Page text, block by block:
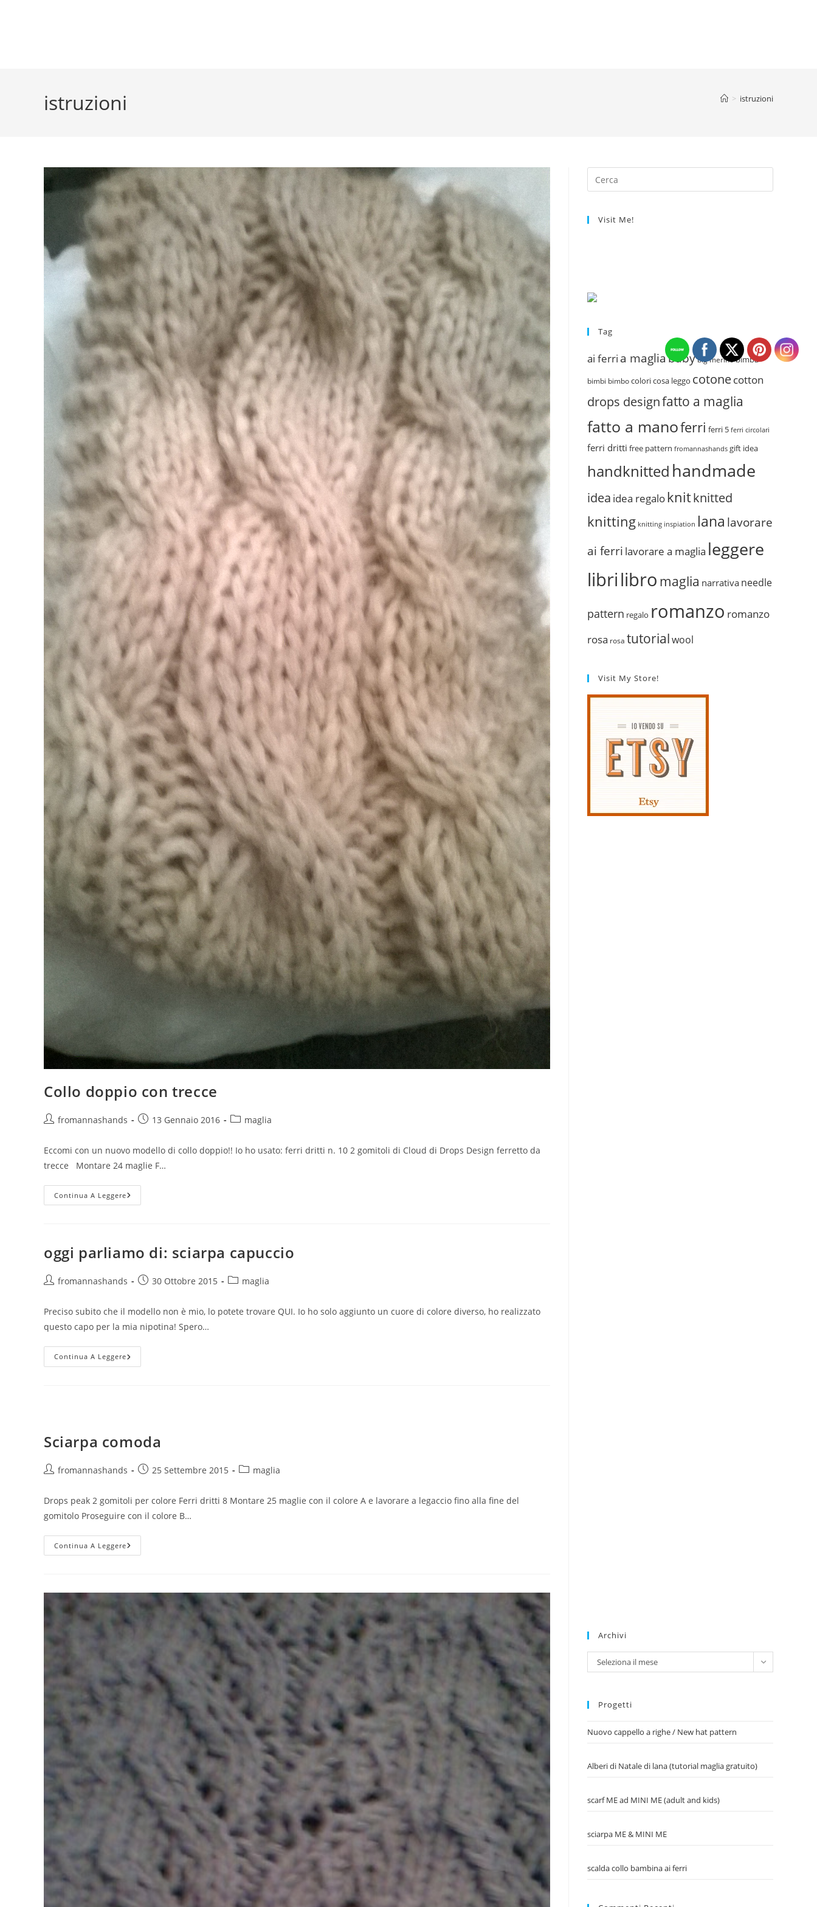
istruzioni > istruzioni
Collo doppio con trecce
Autorefromannashands
Articolo13 Gennaio 2016
Categoria
maglia
Eccomi con un nuovo modello di collo doppio!! Io ho usato: ferri dritti n. 10 2 gomitoli di Cloud di Drops Design ferretto da
trecce Montare 24 maglie F…
Continua A LeggereCollo
Doppio
oggi parliamo di: sciarpa capuccio
Autorefromannashands
Articolo30 Ottobre 2015
Categoria
maglia
Preciso subito che il modello non è mio, lo potete trovare QUI. Io ho solo aggiunto un cuore di colore diverso, ho realizzato
questo capo per la mia nipotina! Spero…
Continua A LeggereOggi
Parliamo
Sciarpa comoda
Autorefromannashands
Articolo25 Settembre 2015
Categoria
maglia
Drops peak 2 gomitoli per colore Ferri dritti 8 Montare 25 maglie con il colore A e lavorare a legaccio fino alla fine del
gomitolo Proseguire con il colore B…
Continua A LeggereSciarpa
Comoda
Visit Me!
Tag
ai ferri a magliababybig merinobimba
bimbi bimbocoloricosa leggo cotonecotton
drops designfatto a maglia
fatto a manoferri ferri 5 ferri circolari
ferri dritti free pattern fromannashands gift idea
handknitted handmade
idea idea regalo knitknitted
knitting knitting inspiation lana lavorare
ai ferri lavorare a maglia leggere
librilibro maglia narrativa needle
pattern regalo romanzo romanzo
rosa rosa tutorialwool
Visit My Store!
Archivi
Archivi
Seleziona il mese
Progetti
Nuovo cappello a righe / New hat pattern
Alberi di Natale di lana (tutorial maglia gratuito)
scarf ME ad MINI ME (adult and kids)
sciarpa ME & MINI ME
scalda collo bambina ai ferri